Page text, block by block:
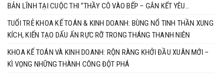
BẢN LĨNH TẠI CUỘC THI “THẦY CÔ VÀO BẾP – GẮN KẾT YÊU
THƯƠNG”
TUỔI TRẺ KHOA KẾ TOÁN & KINH DOANH: BÙNG NỔ TINH THẦN XUNG
KÍCH, KIẾN TẠO DẤU ẤN RỰC RỠ TRONG THÁNG THANH NIÊN
KHOA KẾ TOÁN VÀ KINH DOANH: RỘN RÀNG KHỞI ĐẦU XUÂN MỚI –
KÌ VỌNG NHỮNG THÀNH CÔNG ĐỘT PHÁ